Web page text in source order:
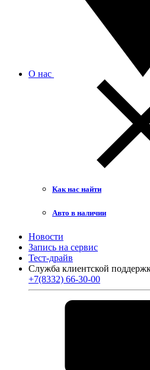
О нас
Как нас найти
Авто в наличии
Новости
Запись на сервис
Тест-драйв
Служба клиентской
+7(8332) 66-30-00